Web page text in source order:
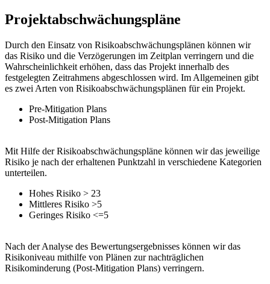
Projektabschwächungspläne
Durch den Einsatz von Risikoabschwächungsplänen können wir
das Risiko und die Verzögerungen im Zeitplan verringern und die
Wahrscheinlichkeit erhöhen, dass das Projekt innerhalb des
festgelegten Zeitrahmens abgeschlossen wird. Im Allgemeinen gibt
es zwei Arten von Risikoabschwächungsplänen für ein Projekt.
Pre-Mitigation Plans
Post-Mitigation Plans
Mit Hilfe der Risikoabschwächungspläne können wir das jeweilige
Risiko je nach der erhaltenen Punktzahl in verschiedene Kategorien
unterteilen.
Hohes Risiko > 23
Mittleres Risiko >5
Geringes Risiko <=5
Nach der Analyse des Bewertungsergebnisses können wir das
Risikoniveau mithilfe von Plänen zur nachträglichen
Risikominderung (Post-Mitigation Plans) verringern.